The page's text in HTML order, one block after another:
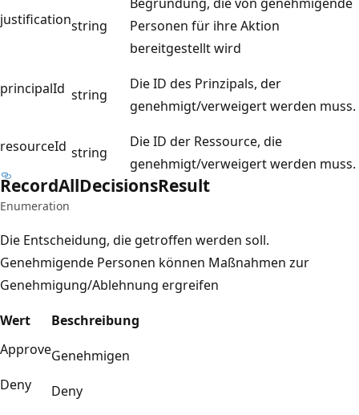
justificationstring
Personen für ihre Aktion
bereitgestellt wird
principalId string
Die ID des Prinzipals, der
genehmigt/verweigert werden muss.
resourceId string
Die ID der Ressource, die
genehmigt/verweigert werden muss.
RecordAllDecisionsResult
Enumeration
Die Entscheidung, die getroffen werden soll.
Genehmigende Personen können Maßnahmen zur
Genehmigung/Ablehnung ergreifen
Wert
Beschreibung
ApproveGenehmigen
Deny
Deny